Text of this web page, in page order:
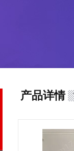
产品详情